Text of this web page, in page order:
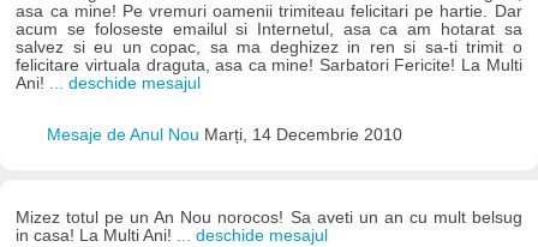
asa ca mine! Pe vremuri oamenii trimiteau felicitari pe hartie. Dar
acum se foloseste emailul si Internetul, asa ca am hotarat sa
salvez si eu un copac, sa ma deghizez in ren si sa-ti trimit o
felicitare virtuala draguta, asa ca mine! Sarbatori Fericite! La Multi
Ani! ... deschide mesajul
Mesaje de Anul Nou Marți, 14 Decembrie 2010
Mizez totul pe un An Nou norocos! Sa aveti un an cu mult belsug
in casa! La Multi Ani! ... deschide mesajul